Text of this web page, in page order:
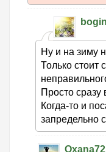
Ну и на зиму
Только стоит
Просто сразу
Когда-то и
запредельно
Oxana72